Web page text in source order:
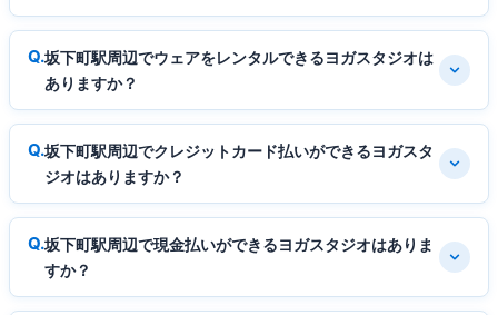
坂下町駅周辺でウェアをレンタルできるヨガスタジオは
ありますか？
坂下町駅周辺でクレジットカード払いができるヨガスタ
ジオはありますか？
坂下町駅周辺で現金払いができるヨガスタジオはありま
すか？